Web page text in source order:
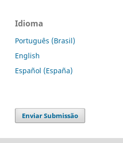
Idioma
Português (Brasil)
English
Español (España)
Enviar Submissão